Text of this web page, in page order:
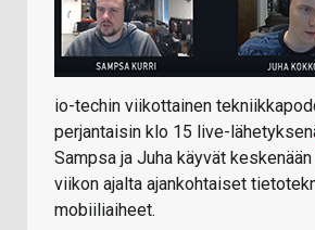
io-techin viikottainen
perjantaisin klo 15 live-
Sampsa ja Juha käyvät
viikon ajalta ajankohtaiset
mobiiliaiheet.